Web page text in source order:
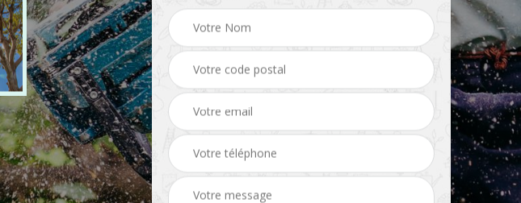
Paysagiste 41 Taille de haie 41